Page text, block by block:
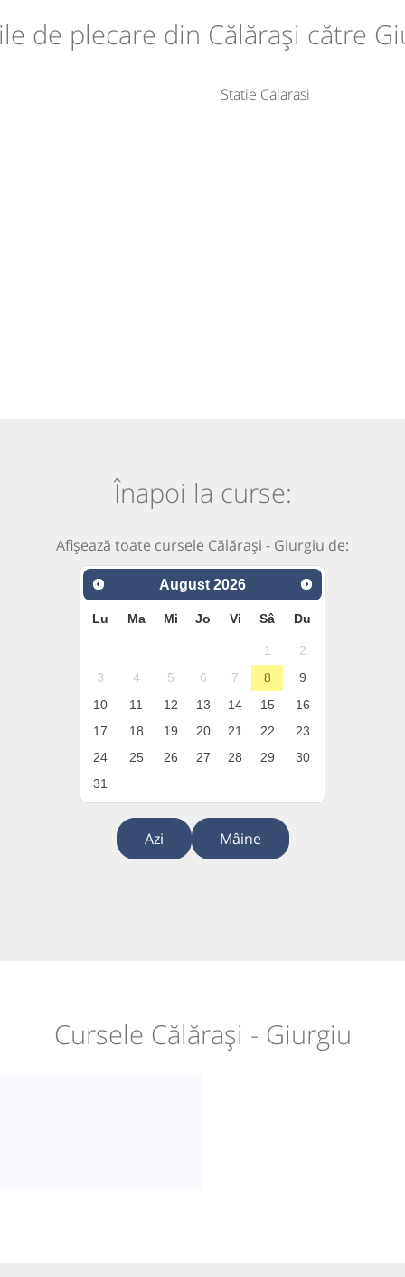
de plecare din Călărași către
Statie Calarasi
Înapoi la curse:
Afișează toate cursele Călărași - Giurgiu de:
August 2026
Lu Ma Mi Jo Vi Sâ Du
1
2
3
4 5 6 7 8
9
10
11 12 13 14 15
16
17
18 19 20 21 22
23
24
25 26 27 28 29
30
31
Azi Mâine
Cursele Călărași - Giurgiu